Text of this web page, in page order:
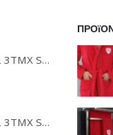
ΣΕΤ ΠΕΤΣΕΤΕΣ 3ΤΜΧ SOFRANO CIELO GUY LAROCHE
ΣΕΤ ΠΕΤΣΕΤΕΣ 3ΤΜΧ SOFRANO ANTHRACITE GUY LAROCHE